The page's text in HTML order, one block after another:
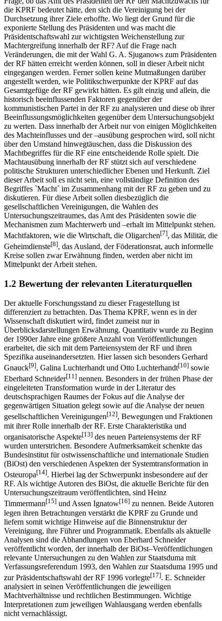
die KPRF bedeutet hätte, den sich die Vereinigung bei der
Durchsetzung ihrer Ziele erhoffte. Wo liegt der Grund für die
exponierte Stellung des Präsidenten und was macht die
Präsidentschaftswahl zur wichtigsten Weichenstellung zur
Machtergreifung innerhalb der RF? Auf die Frage nach
Veränderungen, die mit der Wahl G. A. Sjuganows zum Präsidenten
der RF hätten erreicht werden können, soll in dieser Arbeit nicht
eingegangen werden. Ferner sollen keine Mutmaßungen darüber
angestellt werden, wie Politikschwerpunkte der KPRF auf das
Gesamtgefüge der RF gewirkt hätten. Es gilt einzig und allein, die
historisch beeinflussenden Faktoren gegenüber der
kommunistischen Partei in der RF zu analysieren und diese ob ihrer
Beeinflussungsmöglichkeiten gegenüber dem Untersuchungsobjekt
zu werten. Dass innerhalb der Arbeit nur von einigen Möglichkeiten
des Machteinflusses und der –ausübung gesprochen wird, soll nicht
über den Umstand hinwegtäuschen, dass die Diskussion des
Machtbegriffes für die RF eine entscheidende Rolle spielt. Die
Machtausübung innerhalb der RF stützt sich auf verschiedene
politische Strukturen unterschiedlicher Ebenen und Herkunft. Ziel
dieser Arbeit soll es nicht sein, eine vollständige Definition des
Begriffes `Macht´ im Zusammenhang mit der RF zu geben und zu
diskutieren. Für diese Arbeit sollen diesbezüglich die
gesellschaftlichen Vereinigungen, die Wahlen des
Untersuchungszeitraumes, das Amt des Präsidenten sowie die
Mechanismen zum Machterwerb und –erhalt im Mittelpunkt stehen.
Machtfaktoren, wie die Wirtschaft, die Oligarchen[7], das Militär, die
Geheimdienste[8], das Ausland, der Föderationsrat, auch informelle
Kreise sollen zwar Erwähnung finden, werden aber nicht im
Mittelpunkt der Arbeit stehen.
1.2 Bewertung der relevanten Literaturquellen
Der aktuelle Forschungsstand zu dieser Fragestellung ist
differenziert zu betrachten. Das Thema KPRF, wenn es in der
Wissenschaft diskutiert wird, findet zumeist nur in
Überblicksdarstellungen Erwähnung. Quantitativ wurde zu Beginn
der 1990er Jahre eine größere Anzahl von Veröffentlichungen
erarbeitet, die sich mit dem Parteiensystem der RF und ihren
Spezifika auseinandersetzten. Hier lassen sich besonders Gerhard
Gnauck[9], Galina Luchterhandt und Otto Luchterhandt[10] sowie
Eberhard Schneider[11] nennen. Besonders in der frühen Phase der
eingeleiteten Transformation wurde in der Literatur des
deutschsprachigen Raumes der Fokus auf die Analyse der
gegenwärtigen Situation gelegt sowie auf die Analyse der neuen
gesellschaftlichen Vereinigungen[12], Bewegungen und Fraktionen
mit ihrer Rolle innerhalb der RF. Erste Charakteristika und
organisatorische Aspekte[13] des neuen Parteiensystems der RF
wurden unterstrichen. Besondere Aufmerksamkeit schenkte das
Bundesinstitut für ostwissenschaftliche und internationale Studien
(BiOst) den verschiedenen Aspekten der Systemtransformation in
Osteuropa[14]. Hierbei lag der Schwerpunkt insbesondere auf der
RF. Als wichtige Autoren des BiOst, die aktuelle Berichte für den
Untersuchungszeitraum veröffentlichten, sind Heinz
Timmermann[15] und Assen Ignatow[16] zu nennen. Beide Autoren
legen ihren Betrachtungen verstärkt die KPRF zu Grunde und
liefern somit wichtige Hinweise auf die Binnenstruktur der
Vereinigung, ihre Führer und Programmatik. Ebenfalls als aktuelle
Analysen sind die Abhandlungen von Eberhard Schneider
veröffentlicht worden, der innerhalb der BiOst–Veröffentlichungen
relevante Untersuchungen zu den Wahlen zur Staatsduma mit
Verfassungsreferendum 1993, den Wahlen zur Staatsduma 1995 und
zur Präsidentschaftswahl der RF 1996 vorlegte[17]. E. Schneider
analysiert in seinen Veröffentlichungen die jeweiligen
Machtverhältnisse und rechtlichen Bestimmungen. Wichtige
Interpretationen zum jeweiligen Wahlausgang werden ebenfalls
nicht vernachlässigt.